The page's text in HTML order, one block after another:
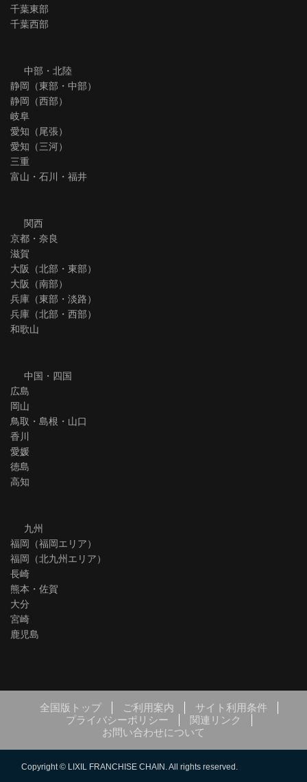
千葉東部
千葉西部
中部・北陸
静岡（東部・中部）
静岡（西部）
岐阜
愛知（尾張）
愛知（三河）
三重
富山・石川・福井
関西
京都・奈良
滋賀
大阪（北部・東部）
大阪（南部）
兵庫（東部・淡路）
兵庫（北部・西部）
和歌山
中国・四国
広島
岡山
鳥取・島根・山口
香川
愛媛
徳島
高知
九州
福岡（福岡エリア）
福岡（北九州エリア）
長崎
熊本・佐賀
大分
宮崎
鹿児島
全国版トップ ご利用案内
サイト利用条件
プライバシーポリシー
関連リンク
お問い合わせについて
Copyright © LIXIL FRANCHISE CHAIN. All rights reserved.